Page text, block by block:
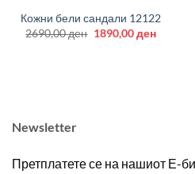
Кожни бели сандали 12122
2690,00ден Original
1890,00денCurrent
Newsletter
Претплатете се на нашиот Е-